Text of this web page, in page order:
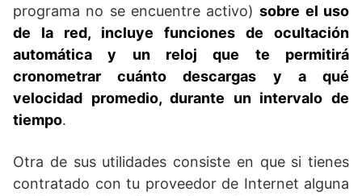
programa no se encuentre activo)sobre el uso
de la red, incluye funciones de ocultación
automática y un reloj que te permitirá
cronometrar cuánto descargas y a qué
velocidad promedio, durante un intervalo de
tiempo.
Otra de sus utilidades consiste en que si tienes
contratado con tu proveedor de Internet alguna